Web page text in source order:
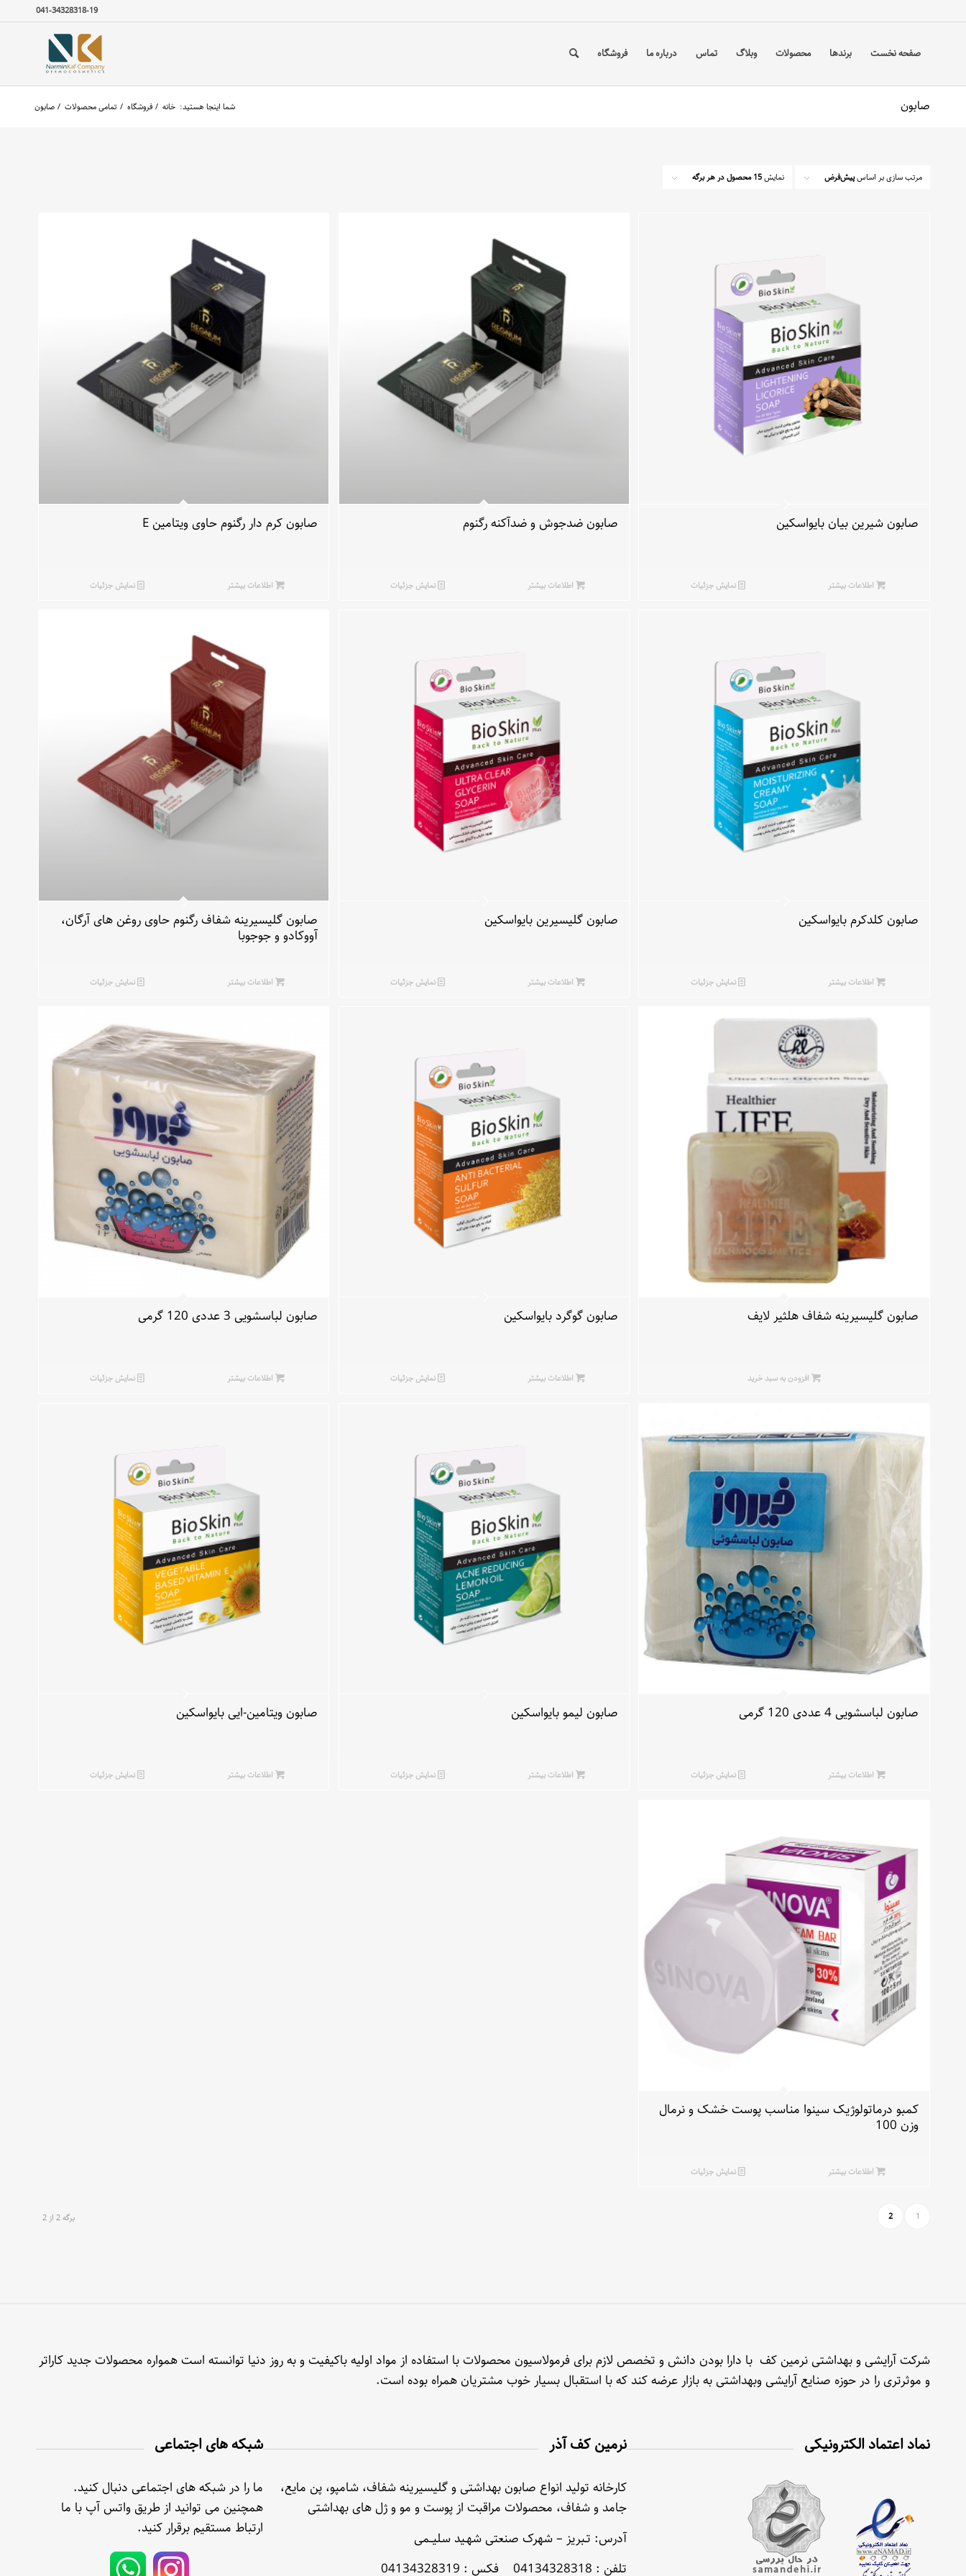
041-34328318-19
صفحه نخست برندها محصولات وبلاگ تماس درباره ما فروشگاه
صابون شما اینجا هستید: خانه / فروشگاه / تمامی محصولات / صابون
مرتب سازی بر اساسپیش‌فرض نمایش15 محصول در هر برگه
صابون شیرین بیان بایواسکین
اطلاعات بیشتر نمایش جزئیات
صابون ضدجوش و ضدآکنه رگنوم
اطلاعات بیشتر نمایش جزئیات
صابون کرم دار رگنوم حاوی ویتامین E
اطلاعات بیشتر نمایش جزئیات
صابون کلدکرم بایواسکین
اطلاعات بیشتر نمایش جزئیات
صابون گلیسیرین بایواسکین
اطلاعات بیشتر نمایش جزئیات
صابون گلیسیرینه شفاف رگنوم حاوی روغن های آرگان،
آووکادو و جوجوبا
اطلاعات بیشتر نمایش جزئیات
صابون گلیسیرینه شفاف هلثیر لایف
افزودن به سبد خرید
صابون گوگرد بایواسکین
اطلاعات بیشتر نمایش جزئیات
صابون لباسشویی 3 عددی 120 گرمی
اطلاعات بیشتر نمایش جزئیات
صابون لباسشویی 4 عددی 120 گرمی
اطلاعات بیشتر نمایش جزئیات
صابون لیمو بایواسکین
اطلاعات بیشتر نمایش جزئیات
صابون ویتامین-ایی بایواسکین
اطلاعات بیشتر نمایش جزئیات
کمبو درماتولوژیک سینوا مناسب پوست خشک و نرمال
وزن 100
اطلاعات بیشتر نمایش جزئیات
برگه 2 از 2 1
2
شرکت آرایشی و بهداشتی نرمین کف با دارا بودن دانش و تخصص لازم برای فرمولاسیون محصولات با استفاده از مواد اولیه باکیفیت و به روز دنیا توانسته است همواره محصولات جدید کاراتر
و موثرتری را در حوزه صنایع آرایشی وبهداشتی به بازار عرضه کند که با استقبال بسیار خوب مشتریان همراه بوده است.
نماد اعتماد الکترونیکی نرمین کف آذر
کارخانه تولید انواع صابون بهداشتی و گلیسیرینه شفاف، شامپو، پن مایع،
جامد و شفاف، محصولات مراقبت از پوست و مو و ژل های بهداشتی
آدرس: تـبریز – شهرک صنعتی شهـید سلیــمی
تلفن : 04134328318 فکس : 04134328319
شبکه های اجتماعی
ما را در شبکه های اجتماعی دنبال کنید.
همچنین می توانید از طریق واتس آپ با ما
ارتباط مستقیم برقرار کنید.